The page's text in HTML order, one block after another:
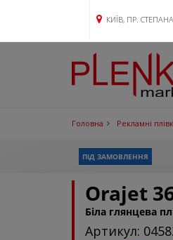
КИЇВ, ПР.
Головна Рекламні
ПІД ЗАМОВЛЕННЯ
Orajet
Біла глянцева
Артикул: